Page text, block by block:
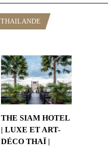
THAILANDE
THE SIAM HOTEL
| LUXE ET ART-
DÉCO THAÏ |